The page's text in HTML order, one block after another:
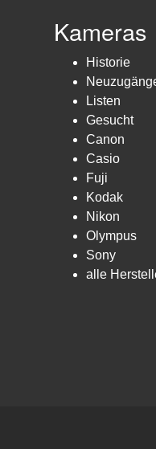
Kameras
Historie
Listen
Gesucht
Canon
Casio
Fuji
Kodak
Nikon
Olympus
Sony
alle